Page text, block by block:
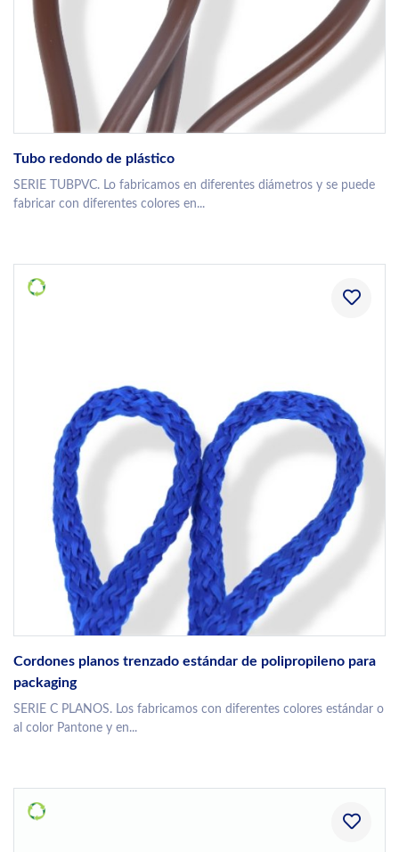
Tubo redondo de plástico
SERIE TUBPVC. Lo fabricamos en diferentes diámetros y se puede
fabricar con diferentes colores en...
Cordones planos trenzado estándar de polipropileno para
packaging
SERIE C PLANOS. Los fabricamos con diferentes colores estándar o
al color Pantone y en...